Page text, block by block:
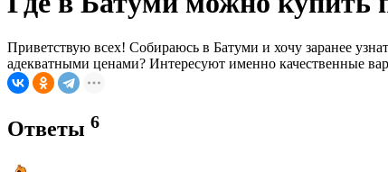
Приветствую всех! Собираюсь в Батуми и хочу заранее
адекватными ценами? Интересуют именно качественные
Ответы 6